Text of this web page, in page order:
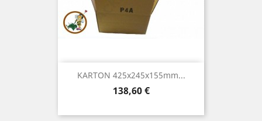
KARTON 425x245x155mm...
Preis
138,60 €